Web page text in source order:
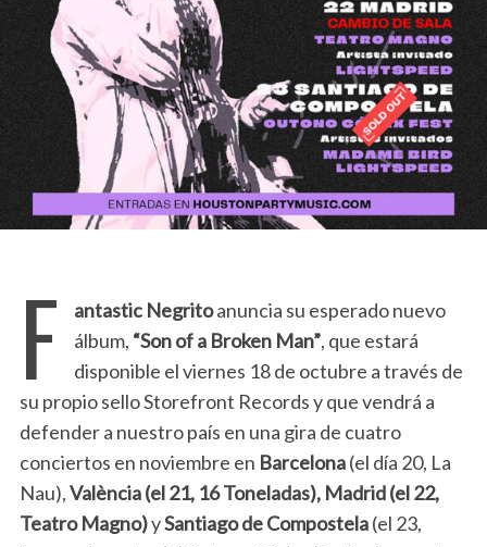
F antastic Negritoanuncia su esperado nuevo
álbum, “Son of a Broken Man”, que estará
disponible el viernes 18 de octubre a través de
su propio sello Storefront Records y que vendrá a
defender a nuestro país en una gira de cuatro
conciertos en noviembre en Barcelona(el día 20, La
Nau),València(el 21, 16 Toneladas), Madrid(el 22,
Teatro Magno)ySantiago de Compostela(el 23,